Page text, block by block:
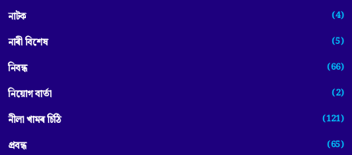
নাটক (4)
নাৰী বিশেষ (5)
নিবন্ধ (66)
নিয়োগ বাৰ্তা (2)
নীলা খামৰ চিঠি (121)
প্রবন্ধ (65)